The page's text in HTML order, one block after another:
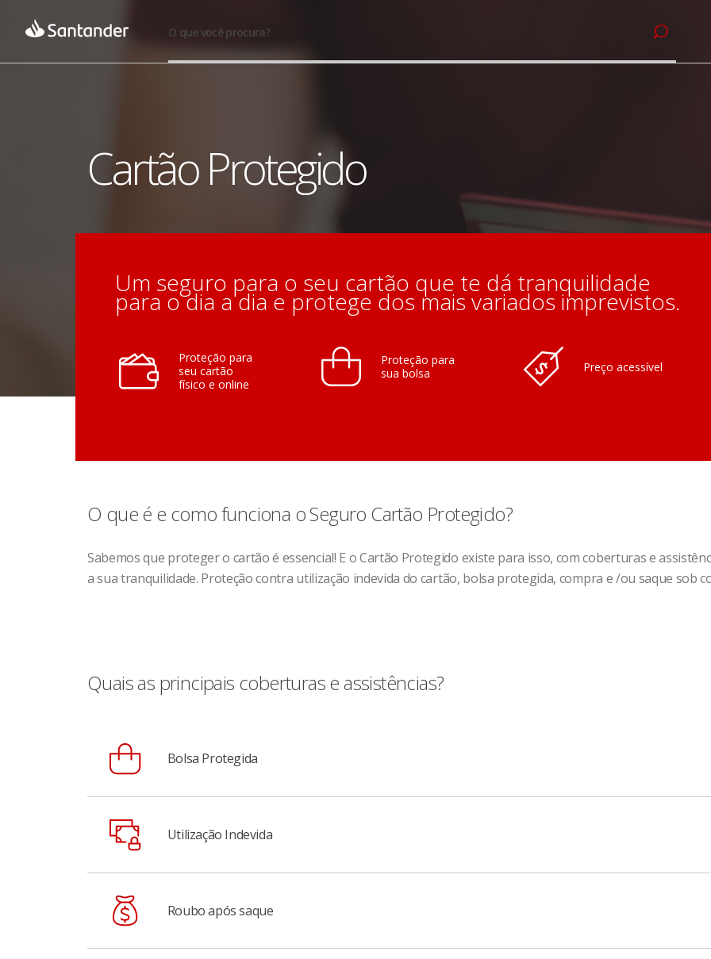
O que você procura?
Cartão Protegido
Um seguro para o seu cartão que te dá tranquilidade
para o dia a dia e protege dos mais variados imprevistos.
Proteção para
seu cartão
físico e online
Proteção para
sua bolsa
Preço acessível
O que é e como funciona o Seguro Cartão Protegido?
Sabemos que proteger o cartão é essencial! E o Cartão Protegido existe para isso, com coberturas e
a sua tranquilidade. Proteção contra utilização indevida do cartão, bolsa protegida, compra e /ou saque sob
Quais as principais coberturas e assistências?
Bolsa Protegida
Se roubarem a sua bolsa e o seu cartão estiver dentro dela seja ele físico ou online cadastrado na carteira
Apple Pay e Samsung Pay), a bolsa e todo o conteúdo dela estarão protegidos pelo seguro e você será
cobertura que contratar
Utilização Indevida
Cobre os prejuízos causados por utilização indevida por terceiros, por perda, furto ou roubo do cartão,
autenticação (senha, face ID, biometria, digital), respeitando o limite contratado. Necessário que o
oito horas) após o evento.
Roubo após saque